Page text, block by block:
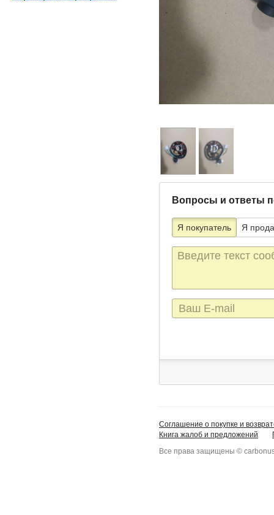
Вопросы и ответы
Я покупатель Я
Текст
сообщения
E-
mail
Соглашение о покупке и
Книга жалоб и предложений
Все права защищены ©